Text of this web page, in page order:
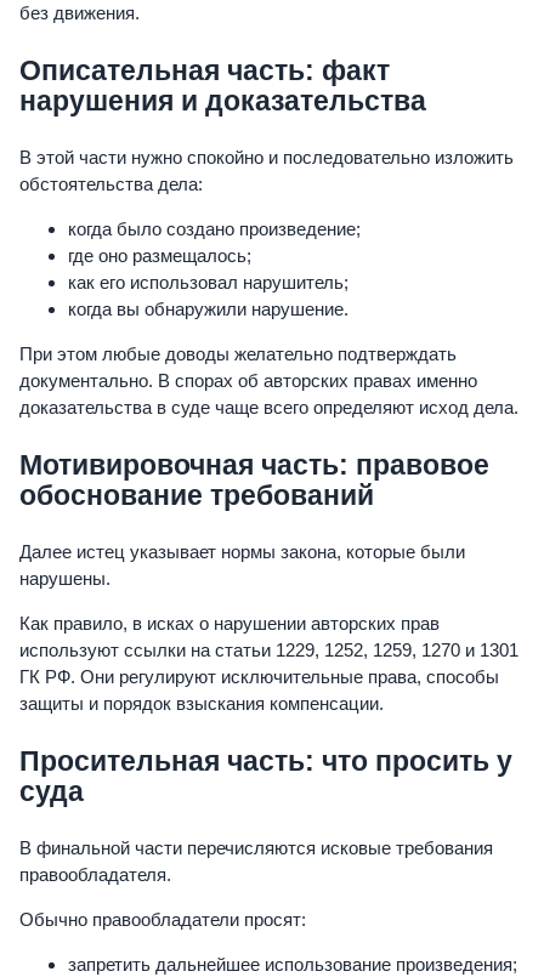
без движения.
Описательная часть: факт
нарушения и доказательства
В этой части нужно спокойно и последовательно изложить
обстоятельства дела:
когда было создано произведение;
где оно размещалось;
как его использовал нарушитель;
когда вы обнаружили нарушение.
При этом любые доводы желательно подтверждать
документально. В спорах об авторских правах именно
доказательства в суде чаще всего определяют исход дела.
Мотивировочная часть: правовое
обоснование требований
Далее истец указывает нормы закона, которые были
нарушены.
Как правило, в исках о нарушении авторских прав
используют ссылки на статьи 1229, 1252, 1259, 1270 и 1301
ГК РФ. Они регулируют исключительные права, способы
защиты и порядок взыскания компенсации.
Просительная часть: что просить у
суда
В финальной части перечисляются исковые требования
правообладателя.
Обычно правообладатели просят:
запретить дальнейшее использование произведения;